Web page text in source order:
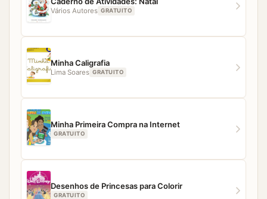
Vários Autores GRATUITO
Minha Caligrafia
Lima Soares GRATUITO
Minha Primeira Compra na Internet
GRATUITO
Desenhos de Princesas para Colorir
GRATUITO